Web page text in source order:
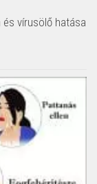
vírusölő hatása